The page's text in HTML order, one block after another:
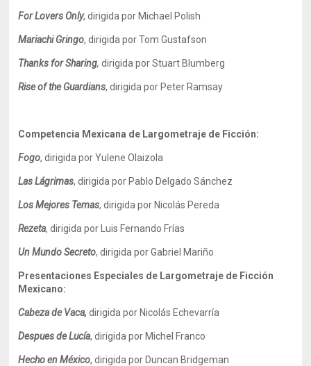
For Lovers Only, dirigida por Michael Polish
Mariachi Gringo, dirigida por Tom Gustafson
Thanks for Sharing, dirigida por Stuart Blumberg
Rise of the Guardians, dirigida por Peter Ramsay
Competencia Mexicana de Largometraje de Ficción:
Fogo, dirigida por Yulene Olaizola
Las Lágrimas, dirigida por Pablo Delgado Sánchez
Los Mejores Temas, dirigida por Nicolás Pereda
Rezeta, dirigida por Luis Fernando Frías
Un Mundo Secreto, dirigida por Gabriel Mariño
Presentaciones Especiales de Largometraje de Ficción
Mexicano:
Cabeza de Vaca,dirigida por Nicolás Echevarría
Despues de Lucía, dirigida por Michel Franco
Hecho en México, dirigida por Duncan Bridgeman